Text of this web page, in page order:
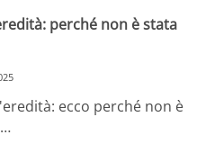
perché non è stata
ecco perché non è